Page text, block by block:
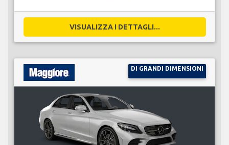
VISUALIZZA I DETTAGLI...
DI GRANDI DIMENSIONI